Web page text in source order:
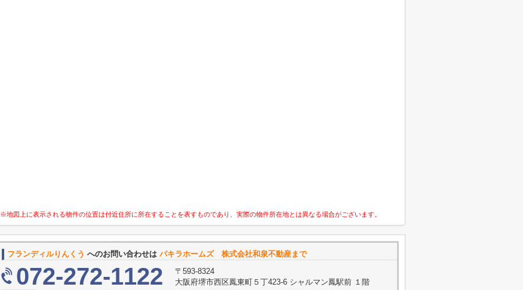
※地図上に表示される物件の位置は付近住所に所在することを表すものであり、実際の物件所在地とは異なる場合がございます。
フランディルりんくう へのお問い合わせは パキラホームズ 株式会社和泉不動産まで
072-272-1122
〒593-8324
大阪府堺市西区鳳東町５丁423-6 シャルマン鳳駅前 １階